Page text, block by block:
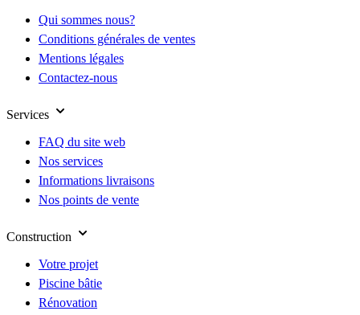
Qui sommes nous?
Conditions générales de ventes
Mentions légales
Contactez-nous
Services
FAQ du site web
Nos services
Informations livraisons
Nos points de vente
Construction
Votre projet
Piscine bâtie
Rénovation